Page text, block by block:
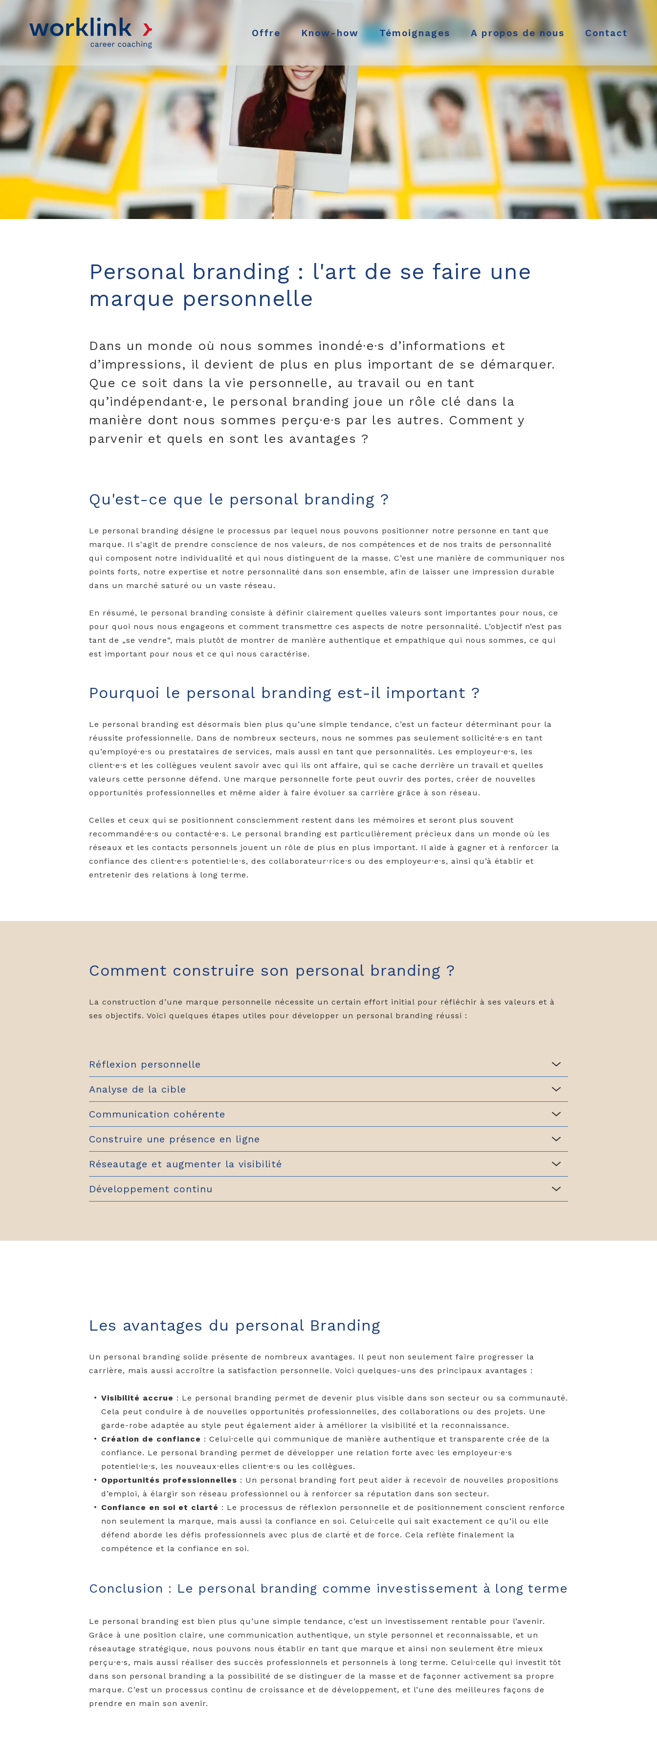
Offre Know-how Témoignages A propos de nous Contact
Personal branding : l'art de se faire une
marque personnelle
Dans un monde où nous sommes inondé·e·s d’informations et
d’impressions, il devient de plus en plus important de se démarquer.
Que ce soit dans la vie personnelle, au travail ou en tant
qu’indépendant·e, le personal branding joue un rôle clé dans la
manière dont nous sommes perçu·e·s par les autres. Comment y
parvenir et quels en sont les avantages ?
Qu'est-ce que le personal branding ?
Le personal branding désigne le processus par lequel nous pouvons positionner notre personne en tant que
marque. Il s'agit de prendre conscience de nos valeurs, de nos compétences et de nos traits de personnalité
qui composent notre individualité et qui nous distinguent de la masse. C’est une manière de communiquer nos
points forts, notre expertise et notre personnalité dans son ensemble, afin de laisser une impression durable
dans un marché saturé ou un vaste réseau.
En résumé, le personal branding consiste à définir clairement quelles valeurs sont importantes pour nous, ce
pour quoi nous nous engageons et comment transmettre ces aspects de notre personnalité. L’objectif n’est pas
tant de „se vendre“, mais plutôt de montrer de manière authentique et empathique qui nous sommes, ce qui
est important pour nous et ce qui nous caractérise.
Pourquoi le personal branding est-il important ?
Le personal branding est désormais bien plus qu’une simple tendance, c’est un facteur déterminant pour la
réussite professionnelle. Dans de nombreux secteurs, nous ne sommes pas seulement sollicité·e·s en tant
qu’employé·e·s ou prestataires de services, mais aussi en tant que personnalités. Les employeur·e·s, les
client·e·s et les collègues veulent savoir avec qui ils ont affaire, qui se cache derrière un travail et quelles
valeurs cette personne défend. Une marque personnelle forte peut ouvrir des portes, créer de nouvelles
opportunités professionnelles et même aider à faire évoluer sa carrière grâce à son réseau.
Celles et ceux qui se positionnent consciemment restent dans les mémoires et seront plus souvent
recommandé·e·s ou contacté·e·s. Le personal branding est particulièrement précieux dans un monde où les
réseaux et les contacts personnels jouent un rôle de plus en plus important. Il aide à gagner et à renforcer la
confiance des client·e·s potentiel·le·s, des collaborateur·rice·s ou des employeur·e·s, ainsi qu’à établir et
entretenir des relations à long terme.
Comment construire son personal branding ?
La construction d’une marque personnelle nécessite un certain effort initial pour réfléchir à ses valeurs et à
ses objectifs. Voici quelques étapes utiles pour développer un personal branding réussi :
Réflexion personnelle
Analyse de la cible
Communication cohérente
Construire une présence en ligne
Réseautage et augmenter la visibilité
Développement continu
Les avantages du personal Branding
Un personal branding solide présente de nombreux avantages. Il peut non seulement faire progresser la
carrière, mais aussi accroître la satisfaction personnelle. Voici quelques-uns des principaux avantages :
Visibilité accrue : Le personal branding permet de devenir plus visible dans son secteur ou sa communauté.
Cela peut conduire à de nouvelles opportunités professionnelles, des collaborations ou des projets. Une
garde-robe adaptée au style peut également aider à améliorer la visibilité et la reconnaissance.
Création de confiance : Celui·celle qui communique de manière authentique et transparente crée de la
confiance. Le personal branding permet de développer une relation forte avec les employeur·e·s
potentiel·le·s, les nouveaux·elles client·e·s ou les collègues.
Opportunités professionnelles : Un personal branding fort peut aider à recevoir de nouvelles propositions
d’emploi, à élargir son réseau professionnel ou à renforcer sa réputation dans son secteur.
Confiance en soi et clarté : Le processus de réflexion personnelle et de positionnement conscient renforce
non seulement la marque, mais aussi la confiance en soi. Celui·celle qui sait exactement ce qu’il ou elle
défend aborde les défis professionnels avec plus de clarté et de force. Cela reflète finalement la
compétence et la confiance en soi.
Conclusion : Le personal branding comme investissement à long terme
Le personal branding est bien plus qu’une simple tendance, c’est un investissement rentable pour l’avenir.
Grâce à une position claire, une communication authentique, un style personnel et reconnaissable, et un
réseautage stratégique, nous pouvons nous établir en tant que marque et ainsi non seulement être mieux
perçu·e·s, mais aussi réaliser des succès professionnels et personnels à long terme. Celui·celle qui investit tôt
dans son personal branding a la possibilité de se distinguer de la masse et de façonner activement sa propre
marque. C’est un processus continu de croissance et de développement, et l’une des meilleures façons de
prendre en main son avenir.